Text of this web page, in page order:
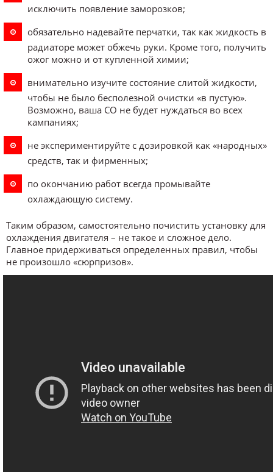
исключить появление заморозков;
обязательно надевайте перчатки, так как жидкость в
радиаторе может обжечь руки. Кроме того, получить
ожог можно и от купленной химии;
внимательно изучите состояние слитой жидкости,
чтобы не было бесполезной очистки «в пустую».
Возможно, ваша СО не будет нуждаться во всех
кампаниях;
не экспериментируйте с дозировкой как «народных»
средств, так и фирменных;
по окончанию работ всегда промывайте
охлаждающую систему.
Таким образом, самостоятельно почистить установку для
охлаждения двигателя – не такое и сложное дело.
Главное придерживаться определенных правил, чтобы
не произошло «сюрпризов».